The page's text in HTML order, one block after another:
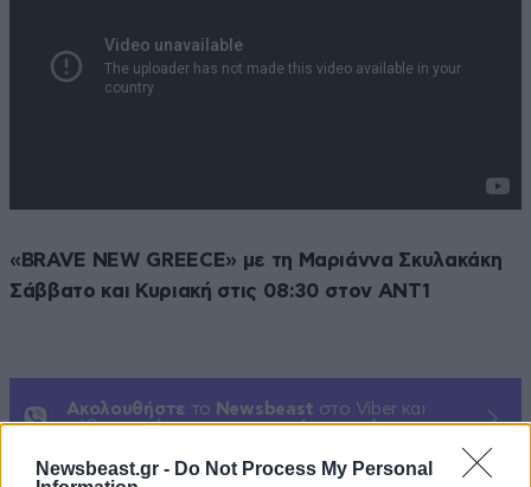
Newsbeast.gr - Do Not Process My Personal
«BRAVE NEW GREECE» με τη Μαριάννα Σκυλακάκη
Σάββατο και Κυριακή στις 08:30 στον ΑΝΤ1
Ακολουθήστε το Newsbeast στο Viber και
μάθετεπρώτοιτασημαντικότερα νέα